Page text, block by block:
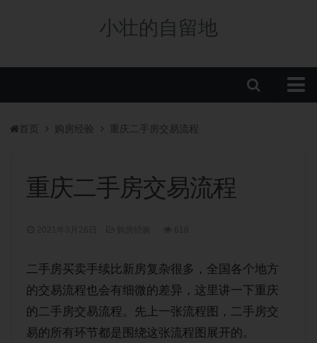
小壮的自留地
房贷政策
板块分析
购房经验
首页 购房经验 重庆二手房交易流程
重庆二手房交易流程
二手房买卖手续比新房复杂很多，全国各个地方
的交易流程也会有细微的差异，这里讲一下重庆
的二手房交易流程。先上一张流程图，二手房交
易的所有环节都是围绕这张流程图展开的。